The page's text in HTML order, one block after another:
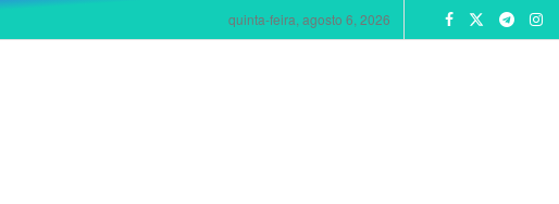
quinta-feira, agosto 6, 2026